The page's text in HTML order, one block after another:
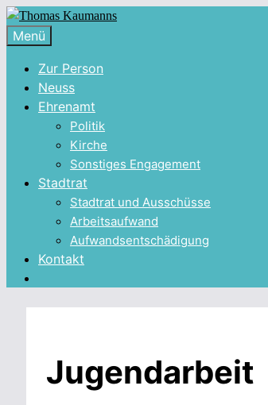
Zum
Inhalt
springen
Menü
Zur Person
Neuss
Ehrenamt
Politik
Kirche
Sonstiges Engagement
Stadtrat
Stadtrat und Ausschüsse
Arbeitsaufwand
Aufwandsentschädigung
Kontakt
Jugendarbeit